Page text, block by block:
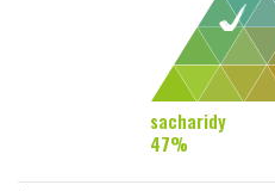
sacharidy
47%